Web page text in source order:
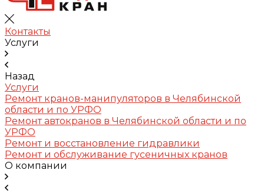
Контакты
Услуги
Назад
Услуги
Ремонт кранов-манипуляторов в Челябинской
области и по УРФО
Ремонт автокранов в Челябинской области и по
УРФО
Ремонт и восстановление гидравлики
Ремонт и обслуживание гусеничных кранов
О компании